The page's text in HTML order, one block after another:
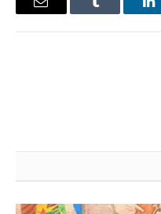
لينكدإن Tumblr
البريد